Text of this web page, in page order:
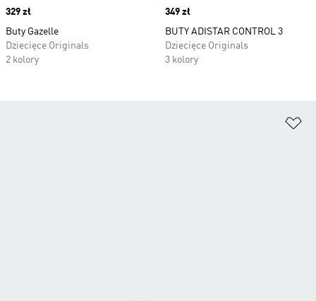
Price
329 zł
Buty Gazelle
Dziecięce Originals
2 kolory
Price
349 zł
BUTY ADISTAR CONTROL 3
Dziecięce Originals
3 kolory